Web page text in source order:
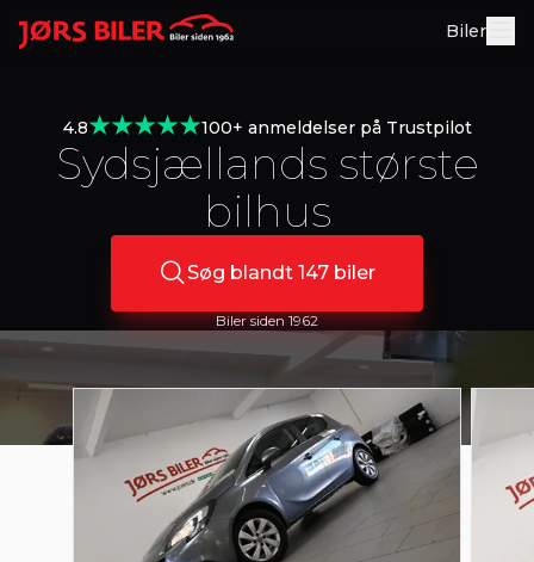
Biler
4.8 100+ anmeldelser på Trustpilot
Sydsjællands største
bilhus
Søg blandt 147 biler
Biler siden 1962